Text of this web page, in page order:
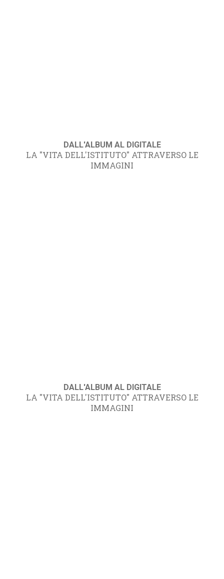
DALL'ALBUM AL DIGITALE
LA "VITA DELL'ISTITUTO" ATTRAVERSO LE
IMMAGINI
DALL'ALBUM AL DIGITALE
LA "VITA DELL'ISTITUTO" ATTRAVERSO LE
IMMAGINI